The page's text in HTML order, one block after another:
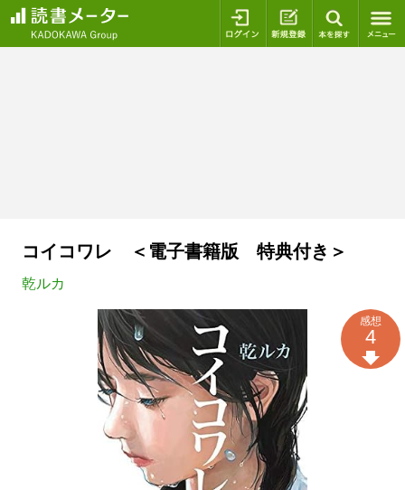
ログイン 新規登録
コイコワレ ＜電子書籍版 特典付き＞
乾ルカ
感想
4